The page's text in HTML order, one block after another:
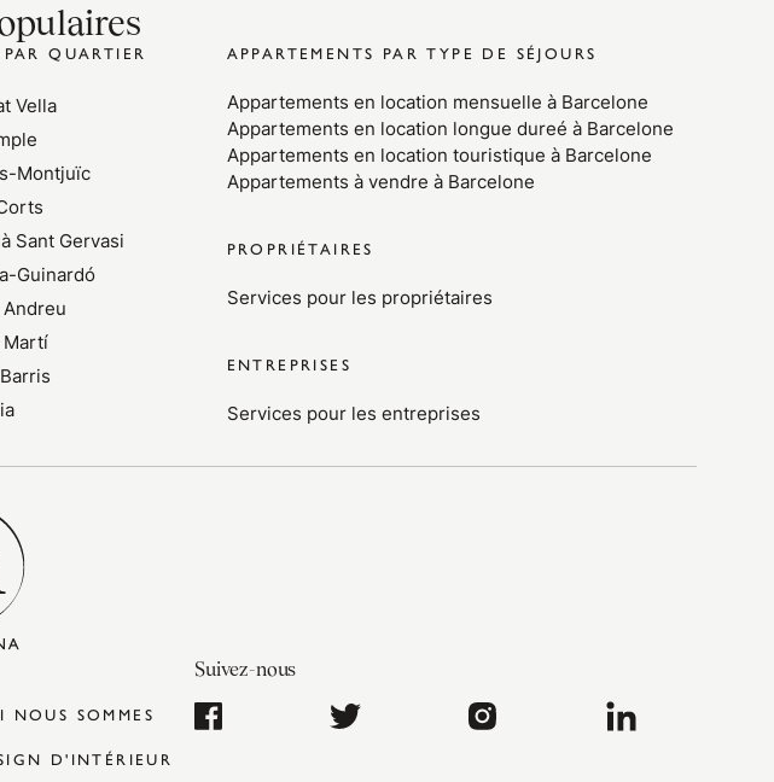
QUARTIER
Vella
Montjuïc
Sant Gervasi
Guinardó
Martí
APPARTEMENTS PAR TYPE DE SÉJOURS
Appartements en location mensuelle à Barcelone
Appartements en location longue dureé à Barcelone
Appartements en location touristique à Barcelone
Appartements à vendre à Barcelone
PROPRIÉTAIRES
Services pour les propriétaires
ENTREPRISES
Services pour les entreprises
NOUS SOMMES
D'INTÉRIEUR
Suivez-nous